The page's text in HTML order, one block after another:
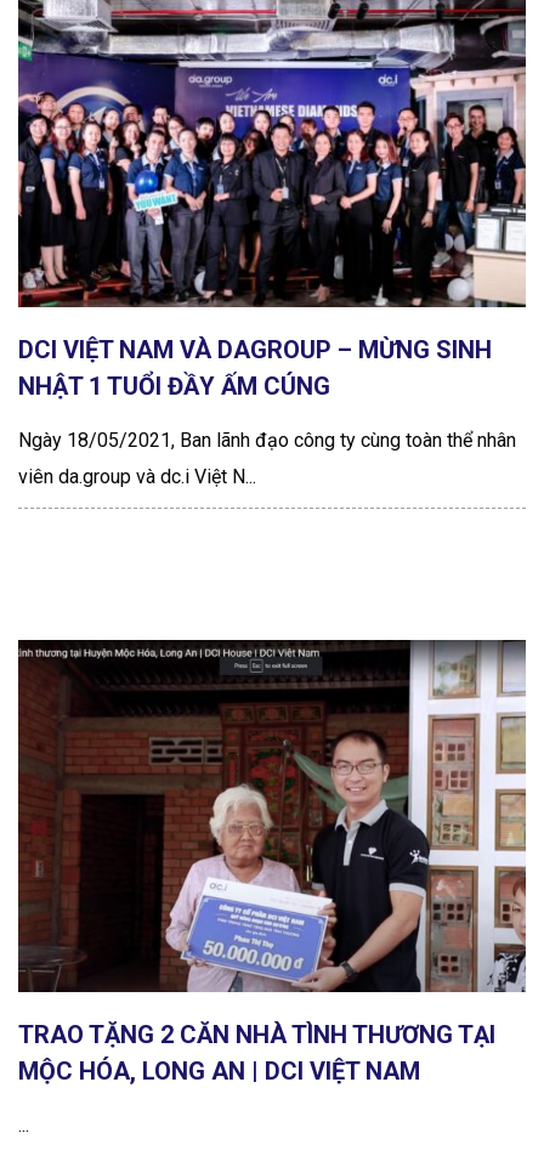
DCI VIỆT NAM VÀ DAGROUP – MỪNG SINH
NHẬT 1 TUỔI ĐẦY ẤM CÚNG
Ngày 18/05/2021, Ban lãnh đạo công ty cùng toàn thể nhân
viên da.group và dc.i Việt N...
TRAO TẶNG 2 CĂN NHÀ TÌNH THƯƠNG TẠI
MỘC HÓA, LONG AN | DCI VIỆT NAM
...